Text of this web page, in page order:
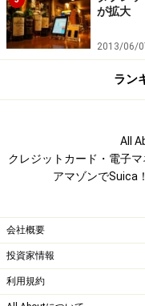
が拡大
2013/06/
ラン
All
クレジットカード・電子
アマゾンでSuica
会社概要
投資家情報
利用規約